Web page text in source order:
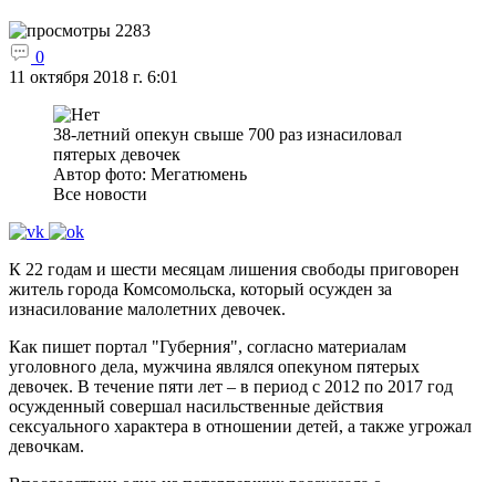
2283
0
11 октября 2018 г. 6:01
38-летний опекун свыше 700 раз изнасиловал
пятерых девочек
Автор фото: Мегатюмень
Все новости
К 22 годам и шести месяцам лишения свободы приговорен
житель города Комсомольска, который осужден за
изнасилование малолетних девочек.
Как пишет портал "Губерния", согласно материалам
уголовного дела, мужчина являлся опекуном пятерых
девочек. В течение пяти лет – в период с 2012 по 2017 год
осужденный совершал насильственные действия
сексуального характера в отношении детей, а также угрожал
девочкам.